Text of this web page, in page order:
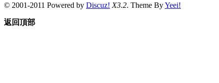
© 2001-2011 Powered by Discuz! X3.2. Theme ByYeei!
返回頂部